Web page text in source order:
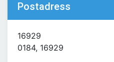
Postadress
16929
0184, 16929